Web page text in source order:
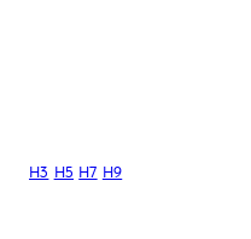
H3 H5 H7 H9